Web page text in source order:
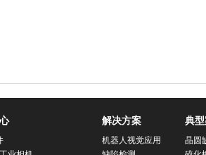
解决方案
机器人视觉应用
典型
晶圆